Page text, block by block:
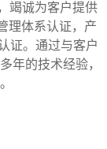
竭诚为客户提供
理体系认证，产
证。通过与客户
年的技术经验，